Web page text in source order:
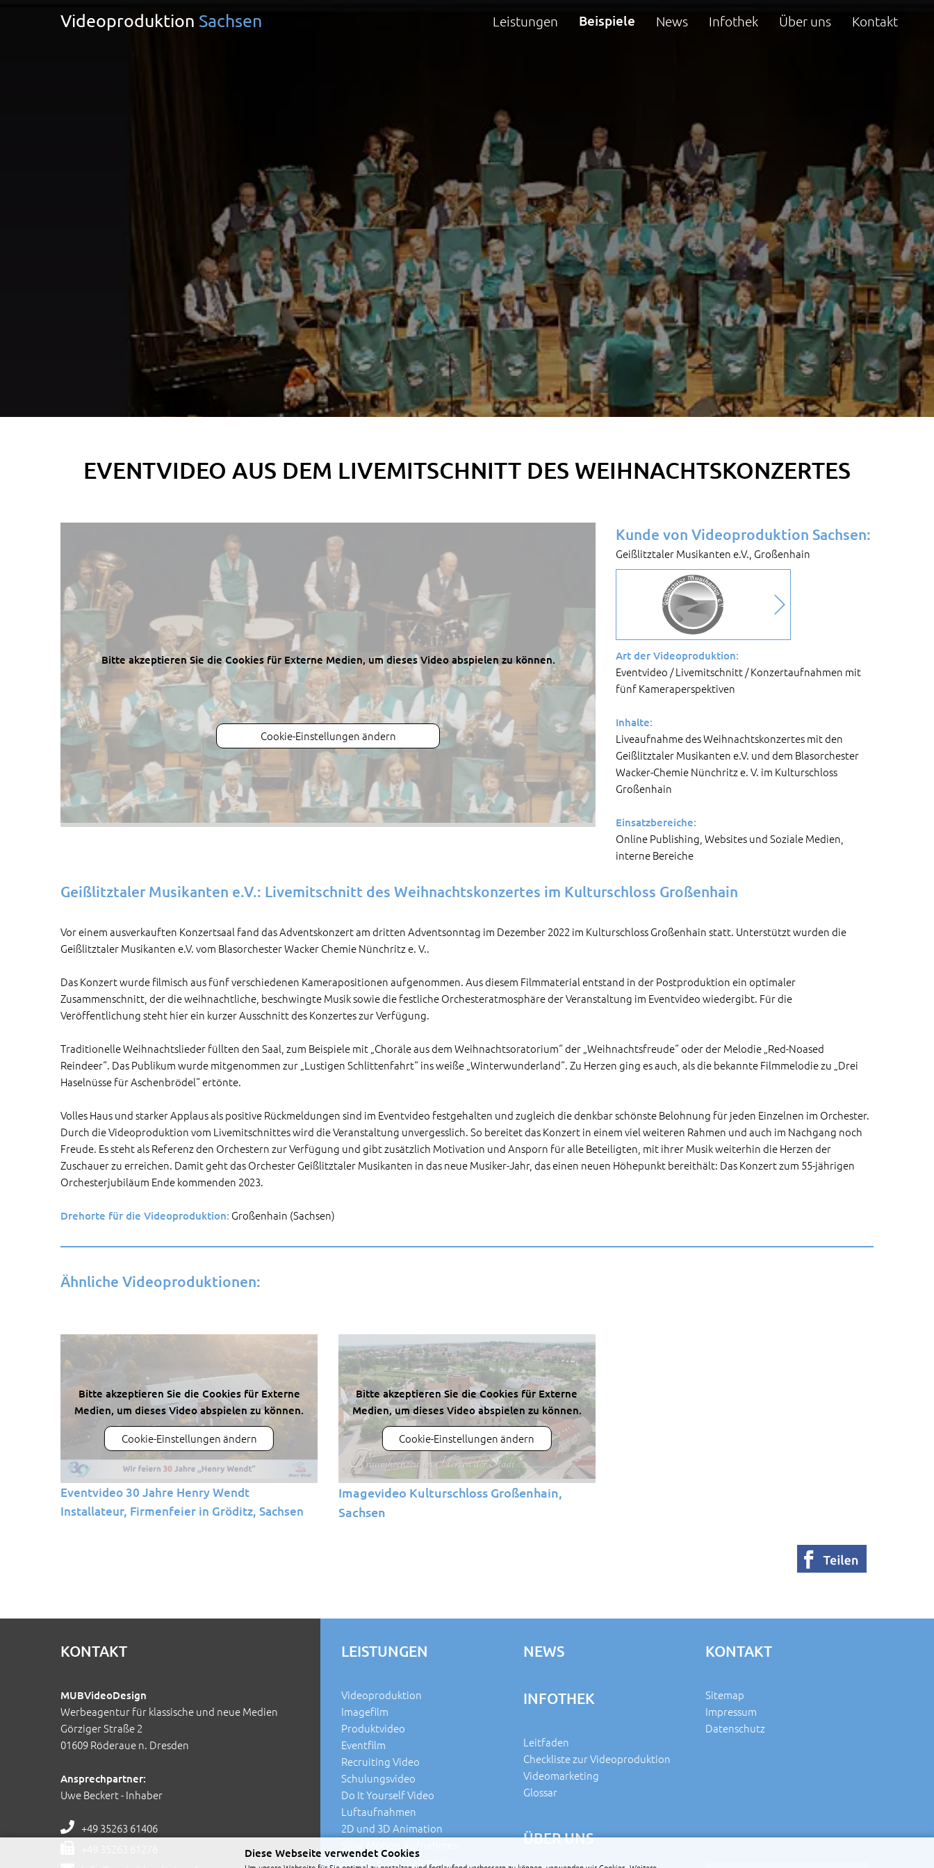
Diese Webseite verwendet Cookies
Videoproduktion Sachsen Leistungen Beispiele News Infothek Über uns Kontakt
EVENTVIDEO AUS DEM LIVEMITSCHNITT DES WEIHNACHTSKONZERTES
Bitte akzeptieren Sie die Cookies für Externe Medien, um dieses Video abspielen zu können.
Cookie-Einstellungen ändern
Kunde von Videoproduktion Sachsen:
Geißlitztaler Musikanten e.V., Großenhain
Art der Videoproduktion:
Eventvideo / Livemitschnitt / Konzertaufnahmen mit
fünf Kameraperspektiven
Inhalte:
Liveaufnahme des Weihnachtskonzertes mit den
Geißlitztaler Musikanten e.V. und dem Blasorchester
Wacker-Chemie Nünchritz e. V. im Kulturschloss
Großenhain
Einsatzbereiche:
Online Publishing, Websites und Soziale Medien,
interne Bereiche
Geißlitztaler Musikanten e.V.: Livemitschnitt des Weihnachtskonzertes im Kulturschloss Großenhain
Vor einem ausverkauften Konzertsaal fand das Adventskonzert am dritten Adventsonntag im Dezember 2022 im Kulturschloss Großenhain statt. Unterstützt wurden die
Geißlitztaler Musikanten e.V. vom Blasorchester Wacker Chemie Nünchritz e. V..
Das Konzert wurde filmisch aus fünf verschiedenen Kamerapositionen aufgenommen. Aus diesem Filmmaterial entstand in der Postproduktion ein optimaler
Zusammenschnitt, der die weihnachtliche, beschwingte Musik sowie die festliche Orchesteratmosphäre der Veranstaltung im Eventvideo wiedergibt. Für die
Veröffentlichung steht hier ein kurzer Ausschnitt des Konzertes zur Verfügung.
Traditionelle Weihnachtslieder füllten den Saal, zum Beispiele mit „Choräle aus dem Weihnachtsoratorium“ der „Weihnachtsfreude“ oder der Melodie „Red-Noased
Reindeer“. Das Publikum wurde mitgenommen zur „Lustigen Schlittenfahrt“ ins weiße „Winterwunderland“. Zu Herzen ging es auch, als die bekannte Filmmelodie zu „Drei
Haselnüsse für Aschenbrödel“ ertönte.
Volles Haus und starker Applaus als positive Rückmeldungen sind im Eventvideo festgehalten und zugleich die denkbar schönste Belohnung für jeden Einzelnen im Orchester.
Durch die Videoproduktion vom Livemitschnittes wird die Veranstaltung unvergesslich. So bereitet das Konzert in einem viel weiteren Rahmen und auch im Nachgang noch
Freude. Es steht als Referenz den Orchestern zur Verfügung und gibt zusätzlich Motivation und Ansporn für alle Beteiligten, mit ihrer Musik weiterhin die Herzen der
Zuschauer zu erreichen. Damit geht das Orchester Geißlitztaler Musikanten in das neue Musiker-Jahr, das einen neuen Höhepunkt bereithält: Das Konzert zum 55-jährigen
Orchesterjubiläum Ende kommenden 2023.
Drehorte für die Videoproduktion: Großenhain (Sachsen)
Ähnliche Videoproduktionen:
Bitte akzeptieren Sie die Cookies für Externe
Medien, um dieses Video abspielen zu können.
Cookie-Einstellungen ändern
Eventvideo 30 Jahre Henry Wendt
Installateur, Firmenfeier in Gröditz, Sachsen
Bitte akzeptieren Sie die Cookies für Externe
Medien, um dieses Video abspielen zu können.
Cookie-Einstellungen ändern
Imagevideo Kulturschloss Großenhain,
Sachsen
KONTAKT
MUBVideoDesign
Werbeagentur für klassische und neue Medien
Görziger Straße 2
01609 Röderaue n. Dresden
Ansprechpartner:
Uwe Beckert - Inhaber
+49 35263 61406
LEISTUNGEN
Videoproduktion
Imagefilm
Produktvideo
Eventfilm
Recruiting Video
Schulungsvideo
Do It Yourself Video
Luftaufnahmen
2D und 3D Animation
Zeitraffer Aufnahmen
NEWS
INFOTHEK
Leitfaden
Checkliste zur Videoproduktion
Videomarketing
Glossar
ÜBER UNS
KONTAKT
Sitemap
Impressum
Datenschutz